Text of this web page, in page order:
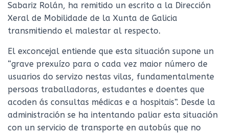
Sabariz Rolán, ha remitido un escrito a la Dirección
Xeral de Mobilidade de la Xunta de Galicia
transmitiendo el malestar al respecto.
El exconcejal entiende que esta situación supone un
“grave prexuízo para o cada vez maior número de
usuarios do servizo nestas vilas, fundamentalmente
persoas traballadoras, estudantes e doentes que
acoden ás consultas médicas e a hospitais”. Desde la
administración se ha intentando paliar esta situación
con un servicio de transporte en autobús que no